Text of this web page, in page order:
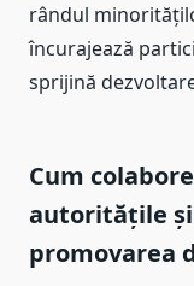
rândul
încurajează
sprijină
Cum
autoritățile
promovarea